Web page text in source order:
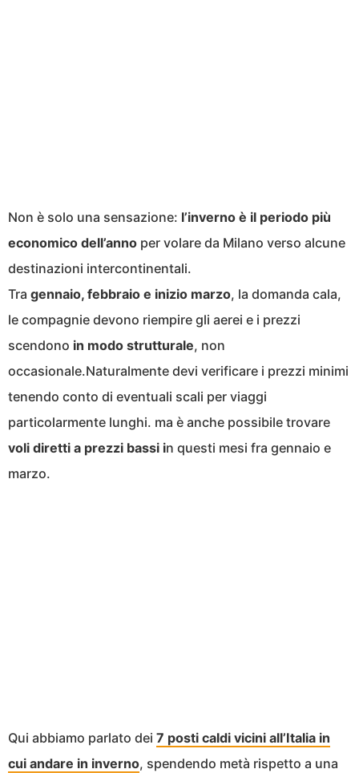
Non è solo una sensazione: l’inverno è il periodo più
economico dell’anno per volare da Milano verso alcune
destinazioni intercontinentali.
Tra gennaio, febbraio e inizio marzo, la domanda cala,
le compagnie devono riempire gli aerei e i prezzi
scendono in modo strutturale, non
occasionale.Naturalmente devi verificare i prezzi minimi
tenendo conto di eventuali scali per viaggi
particolarmente lunghi. ma è anche possibile trovare
voli diretti a prezzi bassi in questi mesi fra gennaio e
marzo.
Qui abbiamo parlato dei 7 posti caldi vicini all’Italia in
cui andare in inverno, spendendo metà rispetto a una